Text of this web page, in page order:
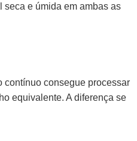
seca e úmida em ambas as
contínuo consegue processar
equivalente. A diferença se